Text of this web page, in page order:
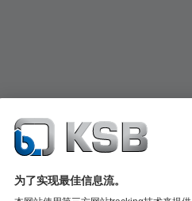
系列的廣泛服務